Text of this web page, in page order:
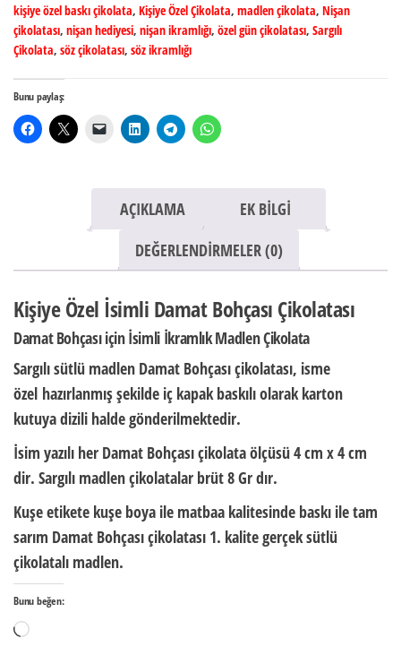
kişiye özel baskı çikolata, Kişiye Özel Çikolata, madlen çikolata, Nişan
çikolatası, nişan hediyesi, nişan ikramlığı, özel gün çikolatası, Sargılı
Çikolata, söz çikolatası, söz ikramlığı
Bunu paylaş:
AÇIKLAMA
EK BILGI
DEĞERLENDIRMELER (0)
Kişiye Özel İsimli Damat Bohçası Çikolatası
Damat Bohçası için İsimli İkramlık Madlen Çikolata
Sargılı sütlü madlen Damat Bohçası çikolatası, isme
özel hazırlanmış şekilde iç kapak baskılı olarakkarton
kutuya dizili haldegönderilmektedir.
İsim yazılı her Damat Bohçası çikolata ölçüsü4 cm x 4 cm
dir. Sargılı madlen çikolatalar brüt8 Grdır.
Kuşe etikete kuşe boya ile matbaa kalitesinde baskı ile tam
sarım Damat Bohçası çikolatası 1. kalite gerçek sütlü
çikolatalı madlen.
Bunu beğen:
Yükleniyor...